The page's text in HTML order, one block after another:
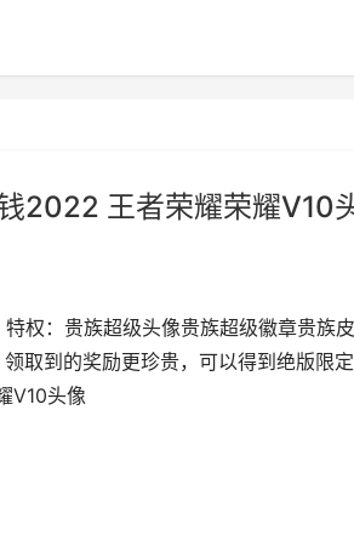
2022 王者荣耀荣耀V10
：贵族超级头像贵族超级徽章贵
领取到的奖励更珍贵，可以得到绝版
V10头像